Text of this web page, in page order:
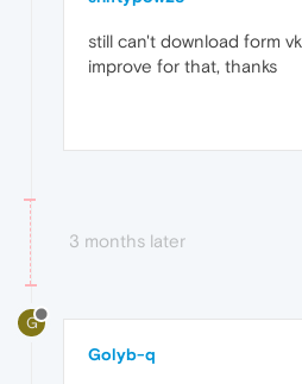
still can't download form
improve for that, thanks
3 months later
G
Golyb-q